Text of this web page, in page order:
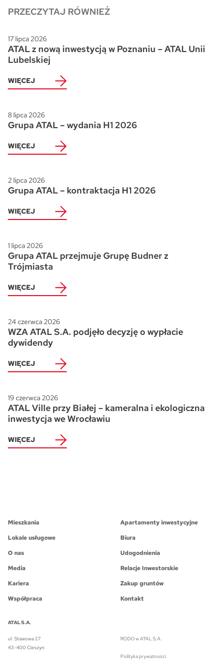
PRZECZYTAJ RÓWNIEŻ
17 lipca 2026
ATAL z nową inwestycją w Poznaniu – ATAL Unii
Lubelskiej
WIĘCEJ
8 lipca 2026
Grupa ATAL – wydania H1 2026
WIĘCEJ
2 lipca 2026
Grupa ATAL – kontraktacja H1 2026
WIĘCEJ
1 lipca 2026
Grupa ATAL przejmuje Grupę Budner z
Trójmiasta
WIĘCEJ
24 czerwca 2026
WZA ATAL S.A. podjęło decyzję o wypłacie
dywidendy
WIĘCEJ
19 czerwca 2026
ATAL Ville przy Białej – kameralna i ekologiczna
inwestycja we Wrocławiu
WIĘCEJ
Mieszkania
Apartamenty inwestycyjne
Lokale usługowe
Biura
O nas
Udogodnienia
Media
Relacje Inwestorskie
Kariera
Zakup gruntów
Współpraca
Kontakt
ATAL S.A.
ul. Stawowa 27
43-400 Cieszyn
RODO w ATAL S.A.
Polityka prywatności